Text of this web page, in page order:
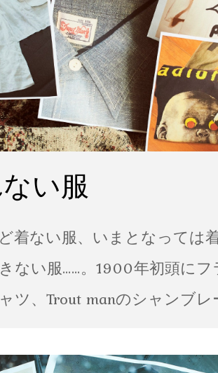
い服
着ない服、いまとなっては
ない服……。1900年初頭に
ツ、Trout manのシャンブ